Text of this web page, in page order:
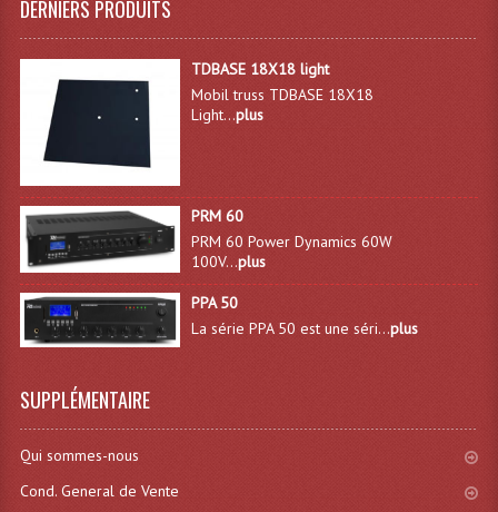
DERNIERS PRODUITS
TDBASE 18X18 light
Mobil truss TDBASE 18X18
Light...plus
PRM 60
PRM 60 Power Dynamics 60W
100V...plus
PPA 50
La série PPA 50 est une séri...plus
SUPPLÉMENTAIRE
Qui sommes-nous
Cond. General de Vente